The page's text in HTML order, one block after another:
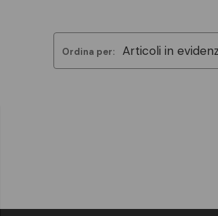
Ordina per: